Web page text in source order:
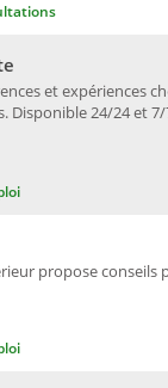
et expériences
Disponible 24/24 et 7/
propose conseils